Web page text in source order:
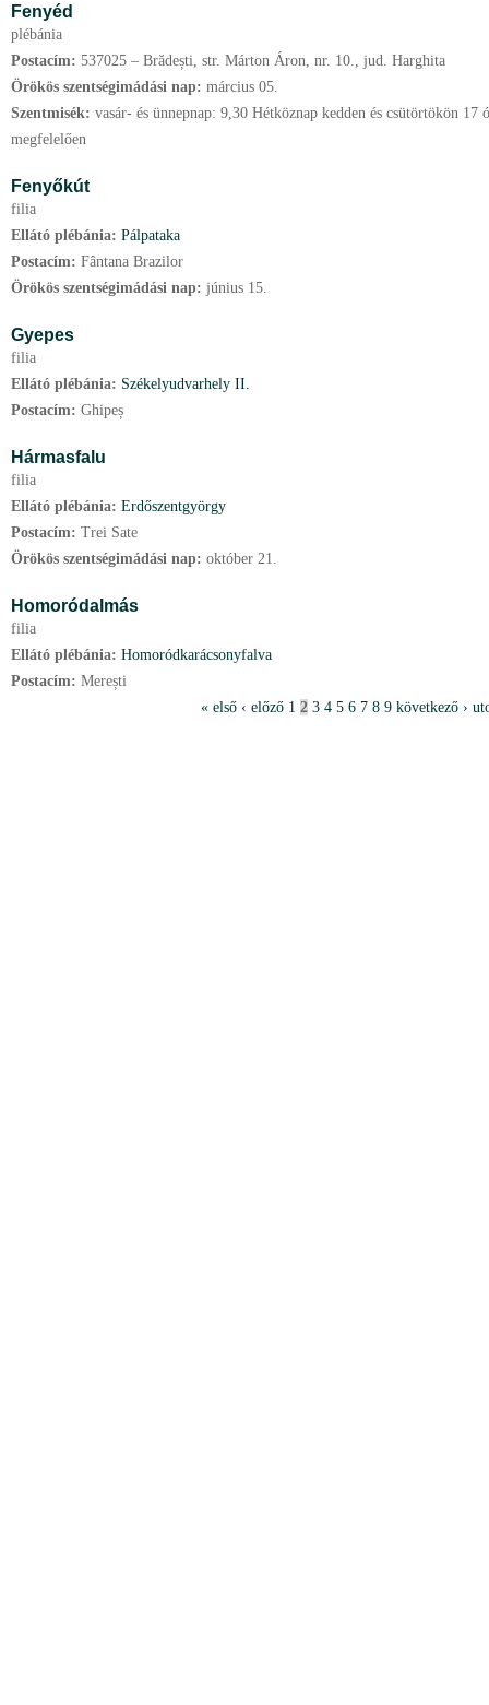
Fenyéd
plébánia
Postacím: 537025 – Brădești, str. Márton Áron, nr. 10., jud. Harghita
Örökös szentségimádási nap: március 05.
Szentmisék: vasár- és ünnepnap: 9,30 Hétköznap kedden és csütörtökön 17
megfelelően
Fenyőkút
filia
Ellátó plébánia: Pálpataka
Postacím: Fântana Brazilor
Örökös szentségimádási nap: június 15.
Gyepes
filia
Ellátó plébánia: Székelyudvarhely II.
Postacím: Ghipeș
Hármasfalu
filia
Ellátó plébánia: Erdőszentgyörgy
Postacím: Trei Sate
Örökös szentségimádási nap: október 21.
Homoródalmás
filia
Ellátó plébánia: Homoródkarácsonyfalva
Postacím: Merești
« első ‹ előző 1 2 3 4 5 6 7 8 9 következő ›